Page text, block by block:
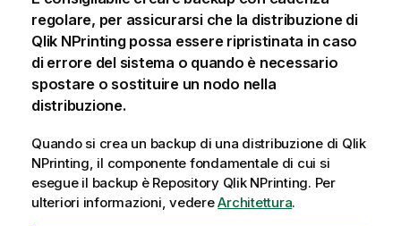
regolare, per assicurarsi che la distribuzione di
Qlik NPrintingpossa essere ripristinata in caso
di errore del sistema o quando è necessario
spostare o sostituire un nodo nella
distribuzione.
Quando si crea un backup di una distribuzione di Qlik
NPrinting, il componente fondamentale di cui si
esegue il backup è Repository Qlik NPrinting. Per
ulteriori informazioni, vedereArchitettura.